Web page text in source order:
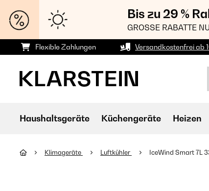
Bis zu 29 %
GROSSE RABATTE
Flexible Zahlungen Versandkostenfrei ab
Haushaltsgeräte Küchengeräte Heizen
Klimageräte Luftkühler IceWind Smart 7L